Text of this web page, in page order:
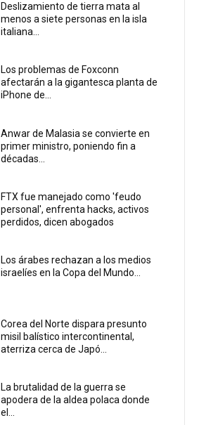
Deslizamiento de tierra mata al
menos a siete personas en la isla
italiana...
Los problemas de Foxconn
afectarán a la gigantesca planta de
iPhone de...
Anwar de Malasia se convierte en
primer ministro, poniendo fin a
décadas...
FTX fue manejado como 'feudo
personal', enfrenta hacks, activos
perdidos, dicen abogados
Los árabes rechazan a los medios
israelíes en la Copa del Mundo...
Corea del Norte dispara presunto
misil balístico intercontinental,
aterriza cerca de Japó...
La brutalidad de la guerra se
apodera de la aldea polaca donde
el...